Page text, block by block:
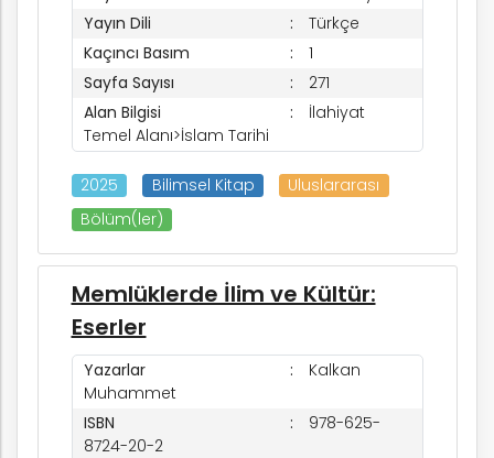
Yayın Dili
Türkçe
Kaçıncı Basım
1
Sayfa Sayısı
271
Alan Bilgisi
İlahiyat
Temel Alanı>İslam Tarihi
2025 Bilimsel Kitap
Uluslararası
Bölüm(ler)
Memlüklerde İlim ve Kültür:
Eserler
Yazarlar
Kalkan
Muhammet
ISBN
978-625-
8724-20-2